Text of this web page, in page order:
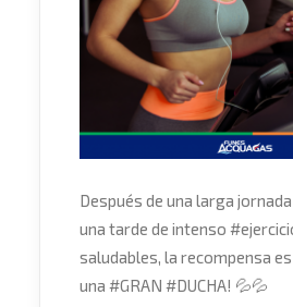
Después de una larga
una tarde de intenso #
saludables, la recompensa
una #GRAN #DUCHA! 💦💦